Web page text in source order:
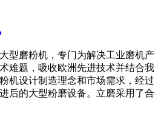
型磨粉机，专门为解决工业磨机产
难题，吸收欧洲先进技术并结合我
机设计制造理念和市场需求，经过
后的大型粉磨设备。立磨采用了合